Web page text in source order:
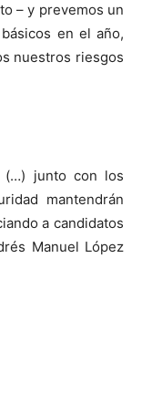
– y prevemos un
en el año,
nuestros riesgos
(…) junto con los
mantendrán
a candidatos
Manuel López